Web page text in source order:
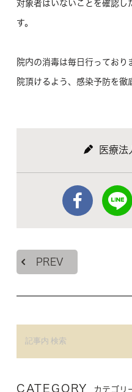
対象者はいないことを確認し
す。
院内の消毒は毎日行っており
院頂けるよう、感染予防を徹
医療法
PREV
CATEGORY カテゴリ